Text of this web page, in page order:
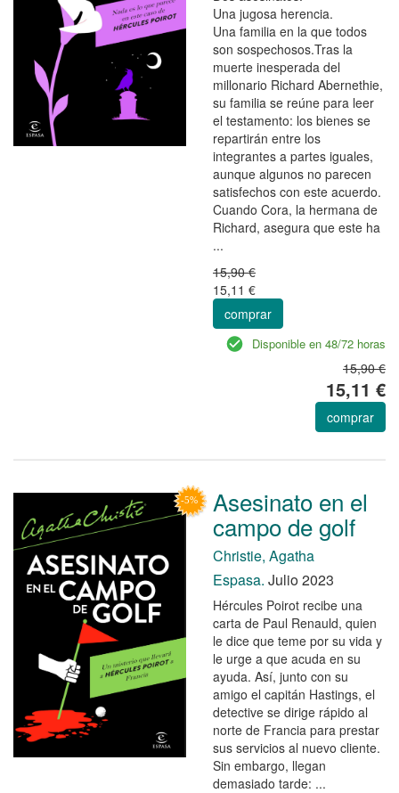
Una jugosa herencia.
Una familia en la que todos
son sospechosos.Tras la
muerte inesperada del
millonario Richard Abernethie,
su familia se reúne para leer
el testamento: los bienes se
repartirán entre los
integrantes a partes iguales,
aunque algunos no parecen
satisfechos con este acuerdo.
Cuando Cora, la hermana de
Richard, asegura que este ha
...
15,90 €
15,11 €
comprar
Disponible en 48/72 horas
15,90 €
15,11 €
comprar
Asesinato en el
campo de golf
Christie, Agatha
Espasa. Julio 2023
Hércules Poirot recibe una
carta de Paul Renauld, quien
le dice que teme por su vida y
le urge a que acuda en su
ayuda. Así, junto con su
amigo el capitán Hastings, el
detective se dirige rápido al
norte de Francia para prestar
sus servicios al nuevo cliente.
Sin embargo, llegan
demasiado tarde: ...